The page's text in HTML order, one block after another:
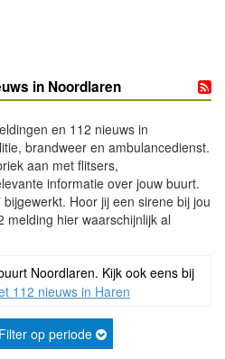
in Noordlaren
en 112 nieuws in
brandweer en ambulancedienst.
aan met flitsers,
informatie over jouw buurt.
Hoor jij een sirene bij jou
melding hier waarschijnlijk al
Noordlaren. Kijk ook eens bij
112 nieuws in Haren
Filter op periode